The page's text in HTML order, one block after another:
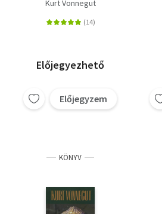
Kurt Vonnegut
Előjegyezhető
Előjegyzem
KÖNYV